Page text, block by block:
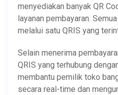
menyediakan banyak QR
layanan pembayaran.
melalui satu QRIS yang
Selain menerima
QRIS yang terhubung
membantu pemilik toko
secara real-time dan